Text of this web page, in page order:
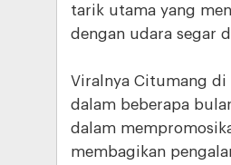
tarik utama yang
dengan udara segar
Viralnya Citumang di
dalam beberapa
dalam
membagikan